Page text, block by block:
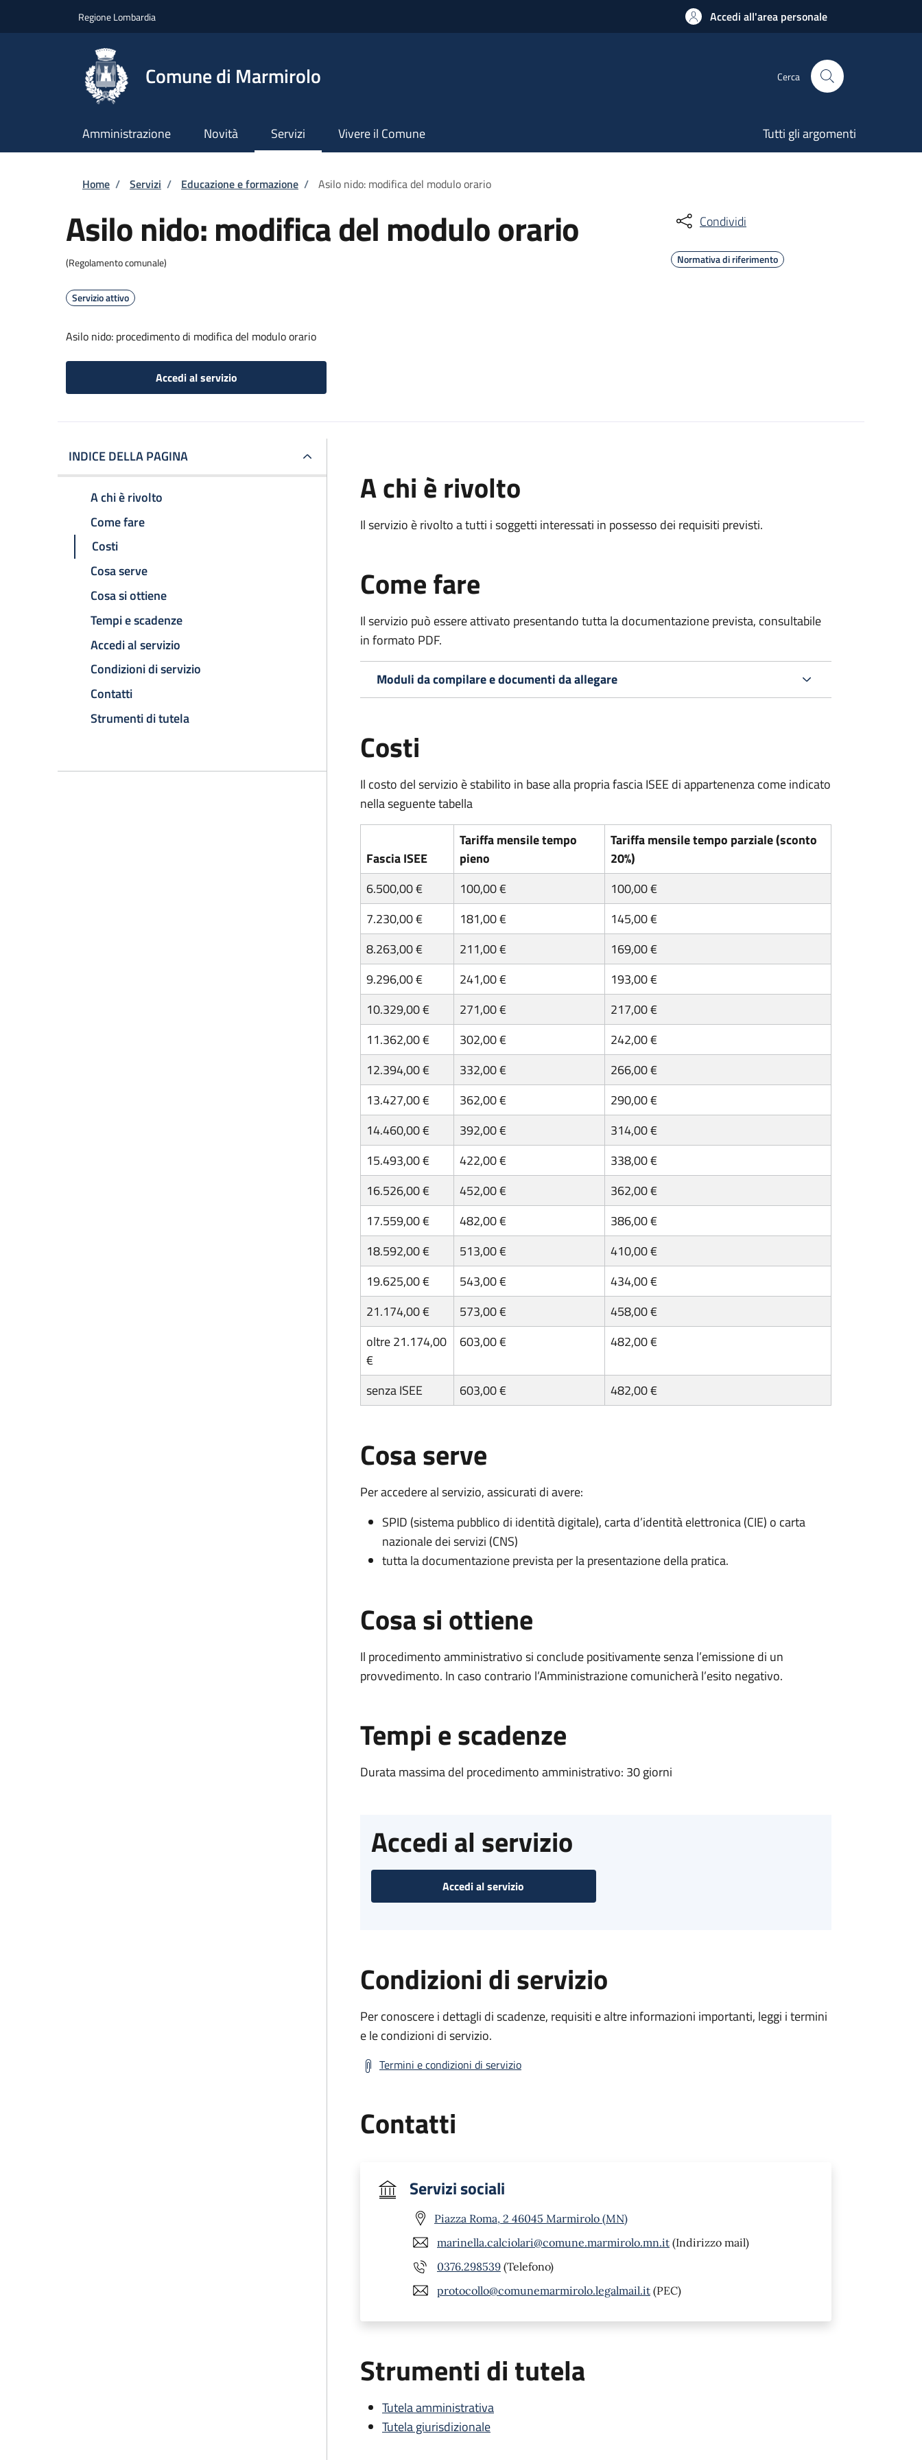
Regione Lombardia Accedi all'area personale
Comune di Marmirolo Cerca
Amministrazione Novità Servizi Vivere il Comune Tutti gli argomenti
Briciole di pane
Home / Servizi / Educazione e formazione / Asilo nido: modifica del modulo orario
Asilo nido: modifica del modulo orario
(Regolamento comunale)
Servizio attivo
Asilo nido: procedimento di modifica del modulo orario
Accedi al servizio
Condividi
Normativa di riferimento
INDICE DELLA PAGINA
A chi è rivolto
Come fare
Costi
Cosa serve
Cosa si ottiene
Tempi e scadenze
Accedi al servizio
Condizioni di servizio
Contatti
Strumenti di tutela
A chi è rivolto
Il servizio è rivolto a tutti i soggetti interessati in possesso dei requisiti previsti.
Come fare
Il servizio può essere attivato presentando tutta la documentazione prevista, consultabile
in formato PDF.
Moduli da compilare e documenti da allegare
Costi
Il costo del servizio è stabilito in base alla propria fascia ISEE di appartenenza come indicato
nella seguente tabella
Fascia ISEE
Tariffa mensile tempo
pieno
Tariffa mensile tempo parziale (sconto
20%)
6.500,00 €
100,00 €
100,00 €
7.230,00 €
181,00 €
145,00 €
8.263,00 €
211,00 €
169,00 €
9.296,00 €
241,00 €
193,00 €
10.329,00 €
271,00 €
217,00 €
11.362,00 €
302,00 €
242,00 €
12.394,00 €
332,00 €
266,00 €
13.427,00 €
362,00 €
290,00 €
14.460,00 €
392,00 €
314,00 €
15.493,00 €
422,00 €
338,00 €
16.526,00 €
452,00 €
362,00 €
17.559,00 €
482,00 €
386,00 €
18.592,00 €
513,00 €
410,00 €
19.625,00 €
543,00 €
434,00 €
21.174,00 €
573,00 €
458,00 €
oltre 21.174,00
€
603,00 € 482,00 €
senza ISEE 603,00 € 482,00 €
Cosa serve
Per accedere al servizio, assicurati di avere:
SPID (sistema pubblico di identità digitale), carta d’identità elettronica (CIE) o carta
nazionale dei servizi (CNS)
tutta la documentazione prevista per la presentazione della pratica.
Cosa si ottiene
Il procedimento amministrativo si conclude positivamente senza l’emissione di un
provvedimento. In caso contrario l’Amministrazione comunicherà l’esito negativo.
Tempi e scadenze
Durata massima del procedimento amministrativo: 30 giorni
Accedi al servizio
Accedi al servizio
Condizioni di servizio
Per conoscere i dettagli di scadenze, requisiti e altre informazioni importanti, leggi i termini
e le condizioni di servizio.
Termini e condizioni di servizio
Contatti
Servizi sociali
Piazza Roma, 2 46045 Marmirolo (MN)
marinella.calciolari@comune.marmirolo.mn.it (Indirizzo mail)
0376.298539 (Telefono)
protocollo@comunemarmirolo.legalmail.it (PEC)
Strumenti di tutela
Tutela amministrativa
Tutela giurisdizionale